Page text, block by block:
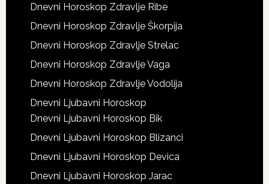
Dnevni Horoskop Zdravlje Ribe
Dnevni Horoskop Zdravlje Škorpija
Dnevni Horoskop Zdravlje Strelac
Dnevni Horoskop Zdravlje Vaga
Dnevni Horoskop Zdravlje Vodolija
Dnevni Ljubavni Horoskop
Dnevni Ljubavni Horoskop Bik
Dnevni Ljubavni Horoskop Blizanci
Dnevni Ljubavni Horoskop Devica
Dnevni Ljubavni Horoskop Jarac